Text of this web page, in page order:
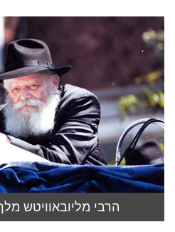
הרבי מליובאוויטש